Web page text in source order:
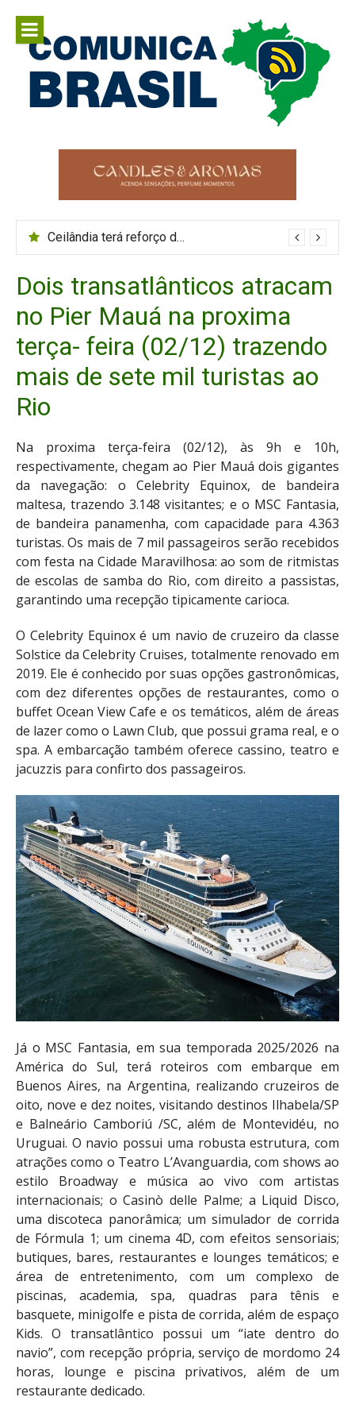
para
conteúdo
Comunica
Brasil
Comunicar é fortalecer o Brasil
Ceilândia terá reforço de ônibus durante o Maior São João do Cerrado
Dois transatlânticos atracam
no Pier Mauá na proxima
terça- feira (02/12) trazendo
mais de sete mil turistas ao
Rio
Na proxima terça-feira (02/12), às 9h e 10h,
respectivamente, chegam ao Pier Mauá dois gigantes
da navegação: o Celebrity Equinox, de bandeira
maltesa, trazendo 3.148 visitantes; e o MSC Fantasia,
de bandeira panamenha, com capacidade para 4.363
turistas. Os mais de 7 mil passageiros serão recebidos
com festa na Cidade Maravilhosa: ao som de ritmistas
de escolas de samba do Rio, com direito a passistas,
garantindo uma recepção tipicamente carioca.
O Celebrity Equinox é um navio de cruzeiro da classe
Solstice da Celebrity Cruises, totalmente renovado em
2019. Ele é conhecido por suas opções gastronômicas,
com dez diferentes opções de restaurantes, como o
buffet Ocean View Cafe e os temáticos, além de áreas
de lazer como o Lawn Club, que possui grama real, e o
spa. A embarcação também oferece cassino, teatro e
jacuzzis para confirto dos passageiros.
Já o MSC Fantasia, em sua temporada 2025/2026 na
América do Sul, terá roteiros com embarque em
Buenos Aires, na Argentina, realizando cruzeiros de
oito, nove e dez noites, visitando destinos Ilhabela/SP
e Balneário Camboriú /SC, além de Montevidéu, no
Uruguai. O navio possui uma robusta estrutura, com
atrações como o Teatro L’Avanguardia, com shows ao
estilo Broadway e música ao vivo com artistas
internacionais; o ​Casinò delle Palme; a ​Liquid Disco,
uma discoteca panorâmica; ​um simulador de corrida
de Fórmula 1; um cinema 4D, com efeitos sensoriais;
butiques, bares, restaurantes e lounges temáticos; e
área de entretenimento, com um complexo de
piscinas, academia, spa, quadras para tênis e
basquete, minigolfe e pista de corrida, além de espaço
Kids. O transatlântico possui um “iate dentro do
navio”, com recepção própria, serviço de mordomo 24
horas, lounge e piscina privativos, além de um
restaurante dedicado.